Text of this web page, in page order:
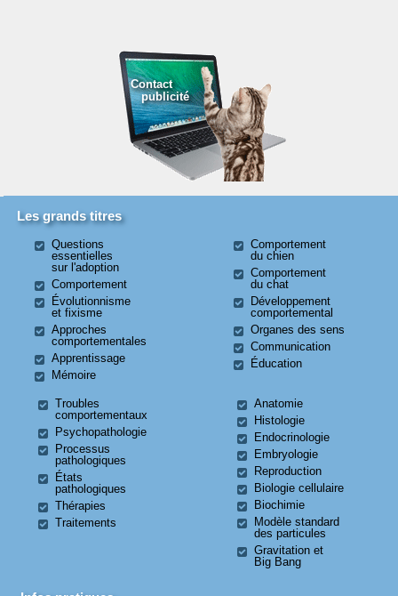
Contact
publicité
Les grands titres
Questions
essentielles
sur l'adoption
Comportement
Évolutionnisme
et fixisme
Approches
comportementales
Apprentissage
Mémoire
Comportement
du chien
Comportement
du chat
Développement
comportemental
Organes des sens
Communication
Éducation
Troubles
comportementaux
Psychopathologie
Processus
pathologiques
États
pathologiques
Thérapies
Traitements
Anatomie
Histologie
Endocrinologie
Embryologie
Reproduction
Biologie cellulaire
Biochimie
Modèle standard
des particules
Gravitation et
Big Bang